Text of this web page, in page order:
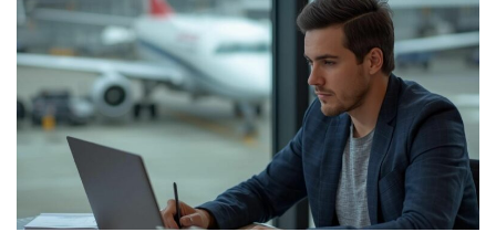
¿Se
Puede
Obtener
la
Licencia
Mientras